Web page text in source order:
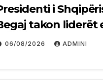
i
takon liderët
në Ulqin
06/08/2026 ADMINI